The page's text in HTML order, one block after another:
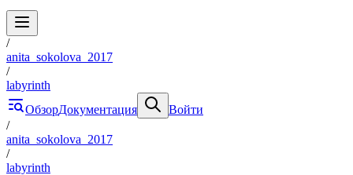
/
anita_sokolova_2017
/
labyrinth
ОбзорДокументация
Войти
/
anita_sokolova_2017
/
labyrinth